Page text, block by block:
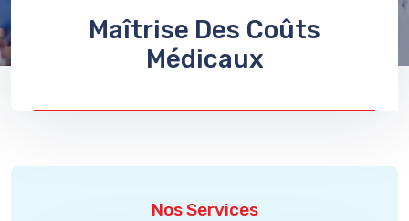
Maîtrise Des Coûts
Médicaux
Nos Services